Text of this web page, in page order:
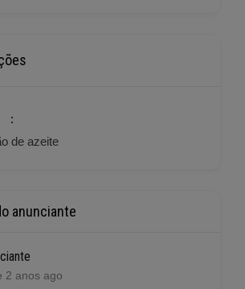
de azeite
anunciante
2 anos ago